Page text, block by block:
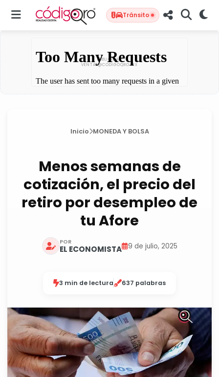
Tránsito
Inicio MONEDA Y BOLSA
Menos semanas de
cotización, el precio del
retiro por desempleo de
tu Afore
POR
EL ECONOMISTA 9 de julio, 2025
3 min de lectura 637 palabras